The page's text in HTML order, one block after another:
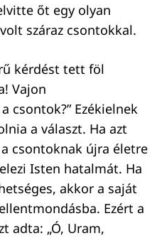
őt egy olyan
száraz csontokkal.
kérdést tett föl
Vajon
csontok?” Ezékielnek
a választ. Ha azt
csontoknak újra életre
Isten hatalmát. Ha
akkor a saját
Ezért a
adta: „Ó, Uram,